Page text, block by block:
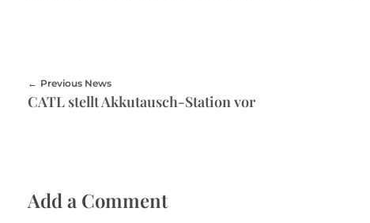
Previous News
CATL stellt Akkutausch-Station vor
Add a Comment